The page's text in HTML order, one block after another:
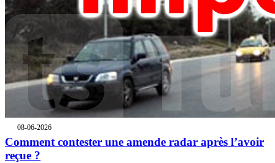
08-06-2026
Comment contester une amende radar après l’avoir
reçue ?